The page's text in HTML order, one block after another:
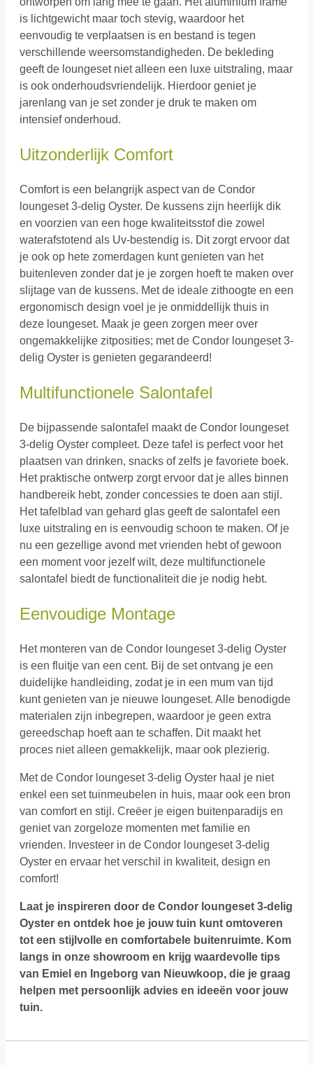
is lichtgewicht maar toch stevig, waardoor het
eenvoudig te verplaatsen is en bestand is tegen
verschillende weersomstandigheden. De bekleding
geeft de loungeset niet alleen een luxe uitstraling, maar
is ook onderhoudsvriendelijk. Hierdoor geniet je
jarenlang van je set zonder je druk te maken om
intensief onderhoud.
Uitzonderlijk Comfort
Comfort is een belangrijk aspect van de Condor
loungeset 3-delig Oyster. De kussens zijn heerlijk dik
en voorzien van een hoge kwaliteitsstof die zowel
waterafstotend als Uv-bestendig is. Dit zorgt ervoor dat
je ook op hete zomerdagen kunt genieten van het
buitenleven zonder dat je je zorgen hoeft te maken over
slijtage van de kussens. Met de ideale zithoogte en een
ergonomisch design voel je je onmiddellijk thuis in
deze loungeset. Maak je geen zorgen meer over
ongemakkelijke zitposities; met de Condor loungeset 3-
delig Oyster is genieten gegarandeerd!
Multifunctionele Salontafel
De bijpassende salontafel maakt de Condor loungeset
3-delig Oyster compleet. Deze tafel is perfect voor het
plaatsen van drinken, snacks of zelfs je favoriete boek.
Het praktische ontwerp zorgt ervoor dat je alles binnen
handbereik hebt, zonder concessies te doen aan stijl.
Het tafelblad van gehard glas geeft de salontafel een
luxe uitstraling en is eenvoudig schoon te maken. Of je
nu een gezellige avond met vrienden hebt of gewoon
een moment voor jezelf wilt, deze multifunctionele
salontafel biedt de functionaliteit die je nodig hebt.
Eenvoudige Montage
Het monteren van de Condor loungeset 3-delig Oyster
is een fluitje van een cent. Bij de set ontvang je een
duidelijke handleiding, zodat je in een mum van tijd
kunt genieten van je nieuwe loungeset. Alle benodigde
materialen zijn inbegrepen, waardoor je geen extra
gereedschap hoeft aan te schaffen. Dit maakt het
proces niet alleen gemakkelijk, maar ook plezierig.
Met de Condor loungeset 3-delig Oyster haal je niet
enkel een set tuinmeubelen in huis, maar ook een bron
van comfort en stijl. Creëer je eigen buitenparadijs en
geniet van zorgeloze momenten met familie en
vrienden. Investeer in de Condor loungeset 3-delig
Oyster en ervaar het verschil in kwaliteit, design en
comfort!
Laat je inspireren door de Condor loungeset 3-delig
Oyster en ontdek hoe je jouw tuin kunt omtoveren
tot een stijlvolle en comfortabele buitenruimte. Kom
langs in onze showroom en krijg waardevolle tips
van Emiel en Ingeborg van Nieuwkoop, die je graag
helpen met persoonlijk advies en ideeën voor jouw
tuin.